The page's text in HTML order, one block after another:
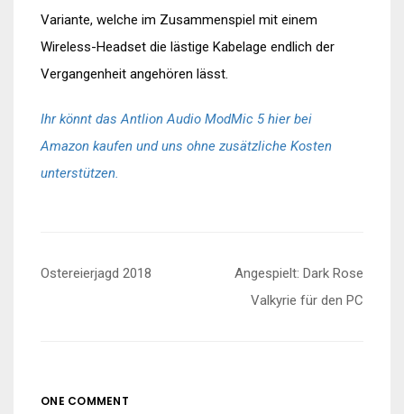
Variante, welche im Zusammenspiel mit einem
Wireless-Headset die lästige Kabelage endlich der
Vergangenheit angehören lässt.
Ihr könnt das Antlion Audio ModMic 5 hier bei
Amazon kaufen und uns ohne zusätzliche Kosten
unterstützen.
Beitragsnavigation
Ostereierjagd 2018
Angespielt: Dark Rose
Valkyrie für den PC
ONE COMMENT